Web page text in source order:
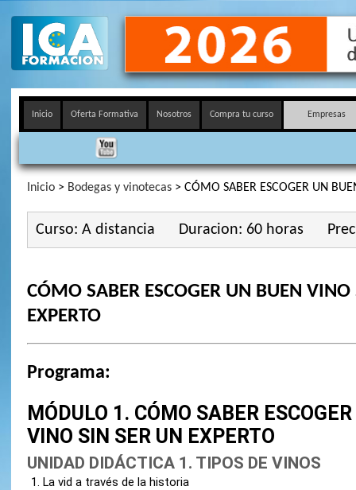
Inicio Oferta Formativa Nosotros Compra tu curso Empresas
Inicio> Bodegas y vinotecas> CÓMO SABER ESCOGER UN
Curso: A distancia Duracion: 60 horas
CÓMO SABER ESCOGER UN BUEN VINO
EXPERTO
Programa:
MÓDULO 1. CÓMO SABER
VINO SIN SER UN EXPERTO
UNIDAD DIDÁCTICA 1. TIPOS DE VINOS
La vid a través de la historia